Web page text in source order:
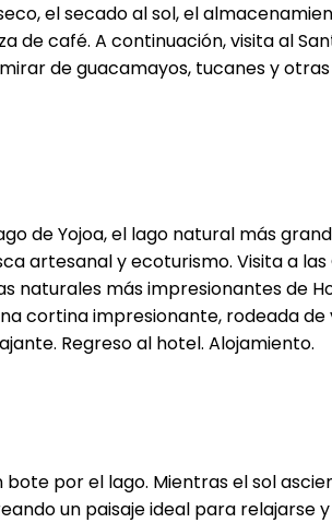
el secado al sol, el
de café. A continuación, visita al
de guacamayos, tucanes y
de Yojoa, el lago natural más
artesanal y ecoturismo. Visita a
naturales más impresionantes de
cortina impresionante, rodeada
Regreso al hotel. Alojamiento.
por el lago. Mientras el sol
un paisaje ideal para relajarse